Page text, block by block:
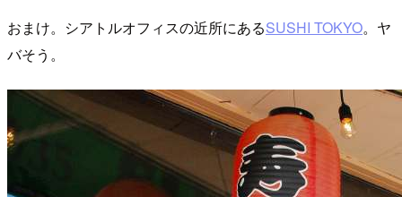
おまけ。シアトルオフィスの近所にあるSUSHI TOKYO。ヤ
バそう。